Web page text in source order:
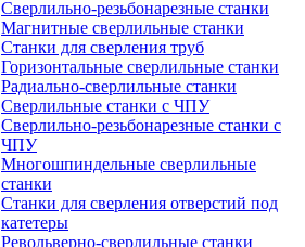
Сверлильно-резьбонарезные станки
Магнитные сверлильные станки
Станки для сверления труб
Горизонтальные сверлильные станки
Радиально-сверлильные станки
Сверлильные станки с ЧПУ
Сверлильно-резьбонарезные станки с
ЧПУ
Многошпиндельные сверлильные
станки
Станки для сверления отверстий под
катетеры
Револьверно-сверлильные станки